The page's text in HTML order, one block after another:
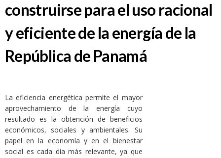
construirse para el uso racional
y eficiente de la energía de la
República de Panamá
La eficiencia energética permite el mayor
aprovechamiento de la energía cuyo
resultado es la obtención de beneficios
económicos, sociales y ambientales. Su
papel en la economía y en el bienestar
social es cada día más relevante, ya que